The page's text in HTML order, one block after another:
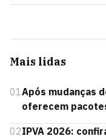
Mais lidas
01Após mudanças
oferecem
02IPVA 2026: